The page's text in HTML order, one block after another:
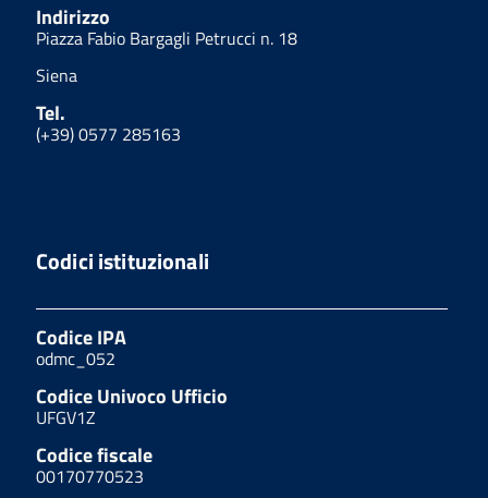
Indirizzo
Piazza Fabio Bargagli Petrucci n. 18
Siena
Tel.
(+39) 0577 285163
Codici istituzionali
Codice IPA
odmc_052
Codice Univoco Ufficio
UFGV1Z
Codice fiscale
00170770523